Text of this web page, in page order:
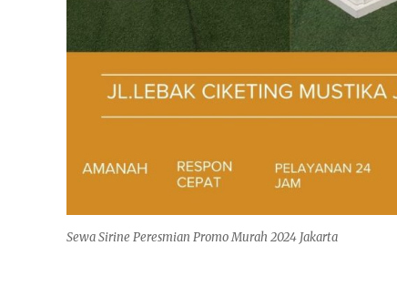
Sewa Sirine Peresmian Promo Murah 2024 Jakarta